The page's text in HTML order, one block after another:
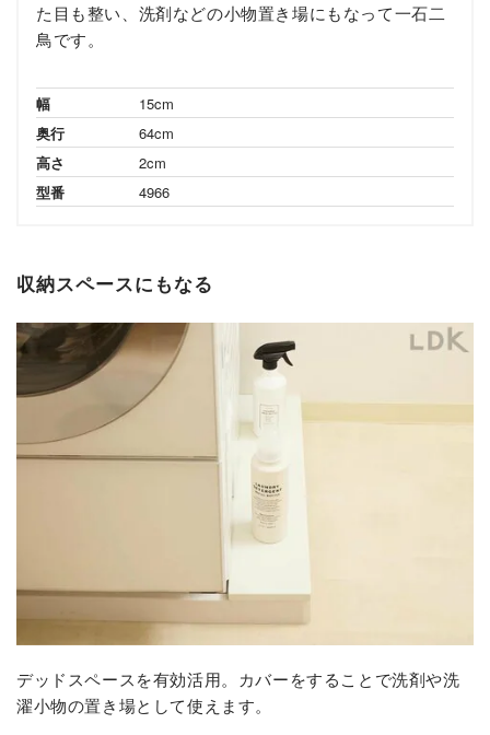
た目も整い、洗剤などの小物置き場にもなって一石二
鳥です。
幅
15cm
奥行
64cm
高さ
2cm
型番
4966
収納スペースにもなる
デッドスペースを有効活用。カバーをすることで洗剤や洗
濯小物の置き場として使えます。